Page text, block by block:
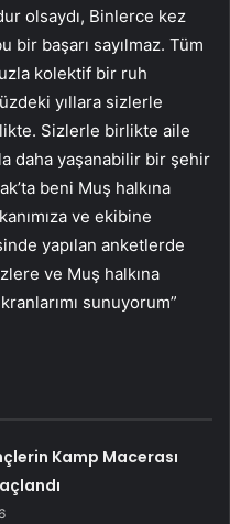
olsaydı, Binlerce kez
bir başarı sayılmaz. Tüm
kolektif bir ruh
yıllara sizlerle
Sizlerle birlikte aile
daha yaşanabilir bir şehir
beni Muş halkına
ve ekibine
yapılan anketlerde
ve Muş halkına
sunuyorum”
Kamp Macerası